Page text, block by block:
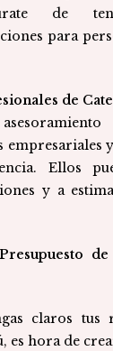
de
para
de
empresariales
Ellos
y a
claros tus
es hora de